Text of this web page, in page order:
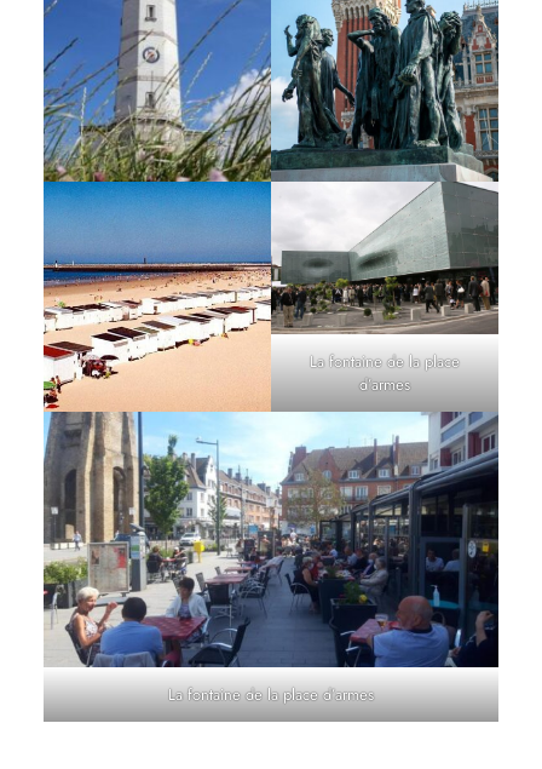
La fontaine de la place
d’armes
La fontaine de la place d’armes